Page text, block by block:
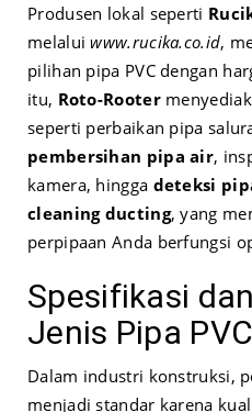
Produsen lokal seperti
melaluiwww.rucika.co.id,
pilihan pipa PVC dengan
itu, Roto-Rooter
seperti perbaikan pipa
pembersihan pipa air,
kamera, hingga deteksi
cleaning ducting, yang
perpipaan Anda berfungsi
Spesifikasi
Jenis Pipa PVC
Dalam industri konstruksi,
menjadi standar karena